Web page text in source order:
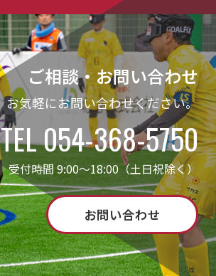
ご相談・お問い合わせ
お気軽にお問い合わせください。
TEL 054-368-5750
受付時間 9:00～18:00（土日祝除く）
お問い合わせ